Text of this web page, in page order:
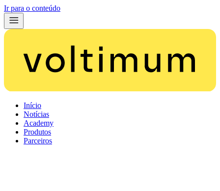
Ir para o conteúdo
Início
Notícias
Academy
Produtos
Parceiros